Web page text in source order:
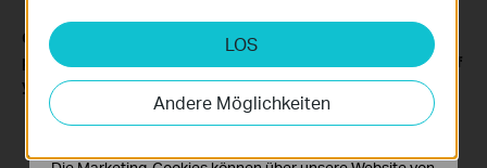
Get to know more details of each function and configuration,
please go to the
to download the manual of
your product.
LOS
Andere Möglichkeiten
Analyse- und Marketing-Cookies
Analyse-Cookies ermöglichen es uns, Ihre Aktivitäten
auf unserer Website zu analysieren, um die
Funktionsweise unserer Website zu verbessern und